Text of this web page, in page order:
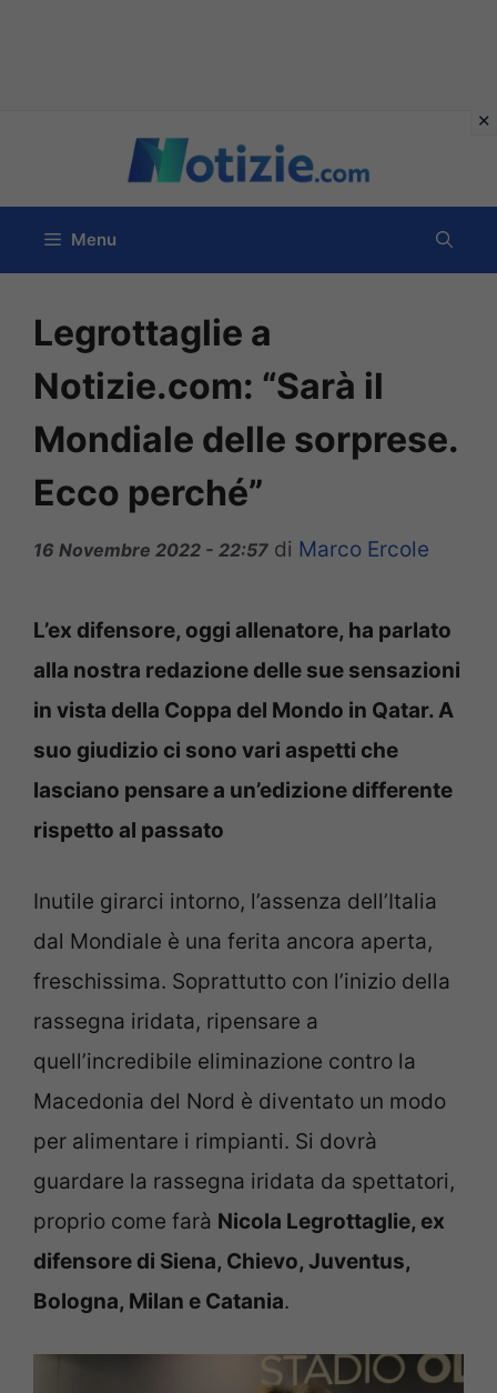
contenuto
Menu
Legrottaglie a
Notizie.com: “Sarà il
Mondiale delle sorprese.
Ecco perché”
16 Novembre 2022 - 22:57 di Marco Ercole
L’ex difensore, oggi allenatore, ha parlato
alla nostra redazione delle sue sensazioni
in vista della Coppa del Mondo in Qatar. A
suo giudizio ci sono vari aspetti che
lasciano pensare a un’edizione differente
rispetto al passato
Inutile girarci intorno, l’assenza dell’Italia
dal Mondiale è una ferita ancora aperta,
freschissima. Soprattutto con l’inizio della
rassegna iridata, ripensare a
quell’incredibile eliminazione contro la
Macedonia del Nord è diventato un modo
per alimentare i rimpianti. Si dovrà
guardare la rassegna iridata da spettatori,
proprio come farà Nicola Legrottaglie, ex
difensore di Siena, Chievo, Juventus,
Bologna, Milan e Catania.